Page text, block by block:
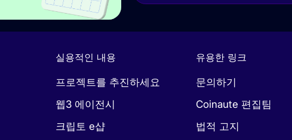
실용적인 내용
프로젝트를 추진하세요
웹3 에이전시
크립토 e샵
유용한 링크
문의하기
Coinaute 편집팀
법적 고지